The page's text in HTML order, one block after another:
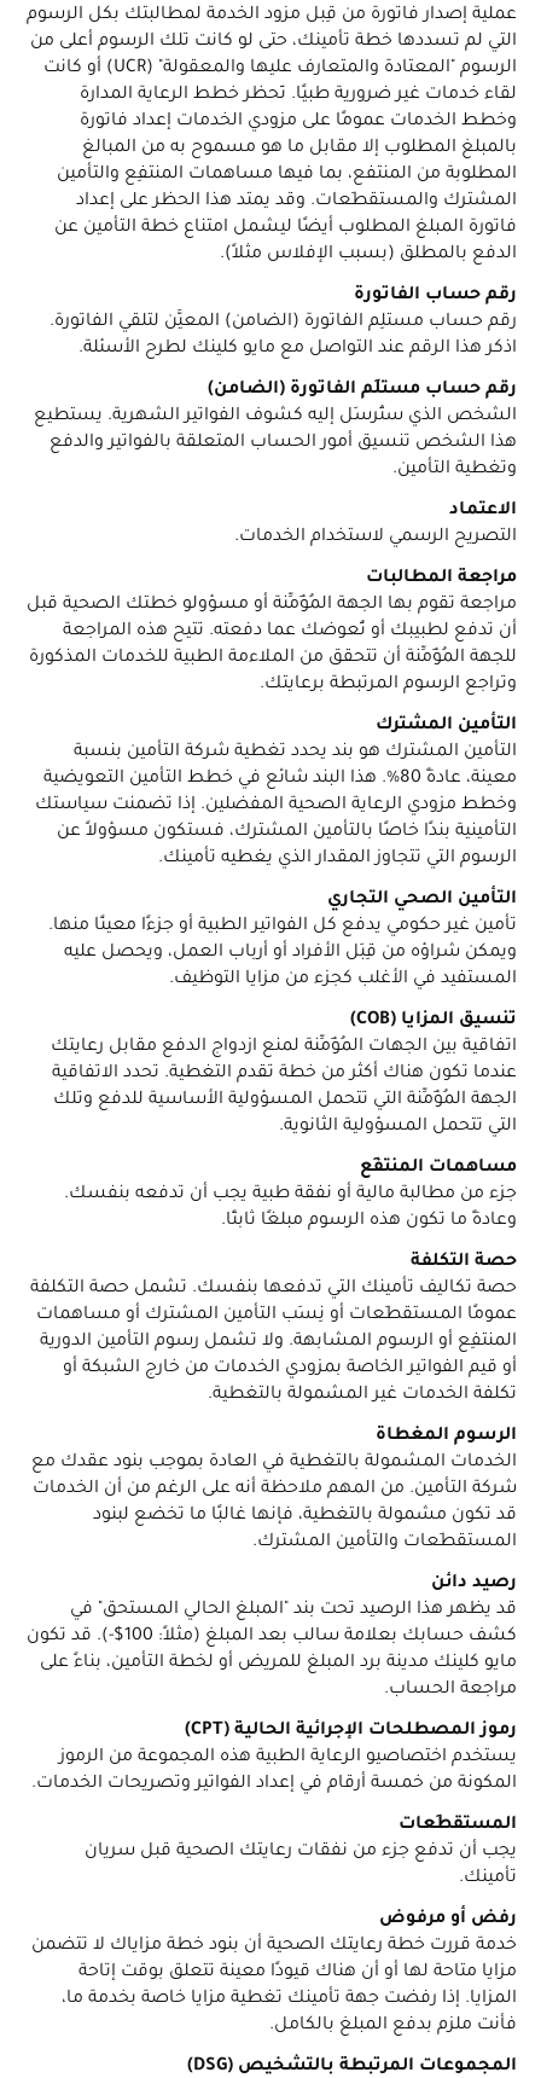
عملية إصدار فاتورة من قِبل مزود الخدمة لمطالبتك بكل الرسوم
التي لم تسددها خطة تأمينك، حتى لو كانت تلك الرسوم أعلى من
الرسوم "المعتادة والمتعارف عليها والمعقولة" (UCR) أو كانت
لقاء خدمات غير ضرورية طبيًا. تَحظر خطط الرعاية المدارة
وخطط الخدمات عمومًا على مزودي الخدمات إعداد فاتورة
بالمبلغ المطلوب إلا مقابل ما هو مسموح به من المبالغ
المطلوبة من المنتفع، بما فيها مساهمات المنتفِع والتأمين
المشترك والمستقطَعات. وقد يمتد هذا الحظر على إعداد
فاتورة المبلغ المطلوب أيضًا ليشمل امتناع خطة التأمين عن
الدفع بالمطلق (بسبب الإفلاس مثلاً).
رقم حساب الفاتورة
رقم حساب مستلِم الفاتورة (الضامن) المعيَّن لتلقي الفاتورة.
اذكر هذا الرقم عند التواصل مع مايو كلينك لطرح الأسئلة.
رقم حساب مستلِم الفاتورة (الضامن)
الشخص الذي ستُرسَل إليه كشوف الفواتير الشهرية. يستطيع
هذا الشخص تنسيق أمور الحساب المتعلقة بالفواتير والدفع
وتغطية التأمين.
الاعتماد
التصريح الرسمي لاستخدام الخدمات.
مراجعة المطالبات
مراجعة تقوم بها الجهة المُؤَمِّنة أو مسؤولو خطتك الصحية قبل
أن تدفع لطبيبك أو تُعوضك عما دفعته. تتيح هذه المراجعة
للجهة المُؤَمِّنة أن تتحقق من الملاءمة الطبية للخدمات المذكورة
وتراجع الرسوم المرتبطة برعايتك.
التأمين المشترك
التأمين المشترك هو بند يحدد تغطية شركة التأمين بنسبة
معينة، عادةً 80%. هذا البند شائع في خطط التأمين التعويضية
وخطط مزودي الرعاية الصحية المفضلين. إذا تضمنت سياستك
التأمينية بندًا خاصًا بالتأمين المشترك، فستكون مسؤولاً عن
الرسوم التي تتجاوز المقدار الذي يغطيه تأمينك.
التأمين الصحي التجاري
تأمين غير حكومي يدفع كل الفواتير الطبية أو جزءًا معينًا منها.
ويمكن شراؤه من قِبَل الأفراد أو أرباب العمل، ويحصل عليه
المستفيد في الأغلب كجزء من مزايا التوظيف.
تنسيق المزايا (COB)
اتفاقية بين الجهات المُؤَمِّنة لمنع ازدواج الدفع مقابل رعايتك
عندما تكون هناك أكثر من خطة تقدم التغطية. تحدد الاتفاقية
الجهة المُؤَمِّنة التي تتحمل المسؤولية الأساسية للدفع وتلك
التي تتحمل المسؤولية الثانوية.
مساهمات المنتفِع
جزء من مطالبة مالية أو نفقة طبية يجب أن تدفعه بنفسك.
وعادةً ما تكون هذه الرسوم مبلغًا ثابتًا.
حصة التكلفة
حصة تكاليف تأمينك التي تدفعها بنفسك. تشمل حصة التكلفة
عمومًا المستقطَعات أو نِسَب التأمين المشترك أو مساهمات
المنتفِع أو الرسوم المشابهة. ولا تشمل رسوم التأمين الدورية
أو قيم الفواتير الخاصة بمزودي الخدمات من خارج الشبكة أو
تكلفة الخدمات غير المشمولة بالتغطية.
الرسوم المغطاة
الخدمات المشمولة بالتغطية في العادة بموجب بنود عقدك مع
شركة التأمين. من المهم ملاحظة أنه على الرغم من أن الخدمات
قد تكون مشمولة بالتغطية، فإنها غالبًا ما تخضع لبنود
المستقطَعات والتأمين المشترك.
رصيد دائن
قد يظهر هذا الرصيد تحت بند "المبلغ الحالي المستحق" في
كشف حسابك بعلامة سالب بعد المبلغ (مثلاً: 100$-). قد تكون
مايو كلينك مدينة برد المبلغ للمريض أو لخطة التأمين، بناءً على
مراجعة الحساب.
رموز المصطلحات الإجرائية الحالية (CPT)
يستخدم اختصاصيو الرعاية الطبية هذه المجموعة من الرموز
المكونة من خمسة أرقام في إعداد الفواتير وتصريحات الخدمات.
المستقطَعات
يجب أن تدفع جزء من نفقات رعايتك الصحية قبل سريان
تأمينك.
رفض أو مرفوض
خدمة قررت خطة رعايتك الصحية أن بنود خطة مزاياك لا تتضمن
مزايا متاحة لها أو أن هناك قيودًا معينة تتعلق بوقت إتاحة
المزايا. إذا رفضت جهة تأمينك تغطية مزايا خاصة بخدمة ما،
فأنت ملزم بدفع المبلغ بالكامل.
المجموعات المرتبطة بالتشخيص (DSG)